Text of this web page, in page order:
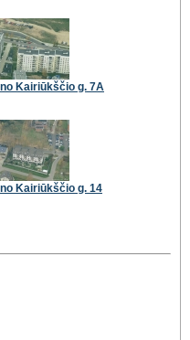
Kairiūkščio g. 7A
Kairiūkščio g. 14